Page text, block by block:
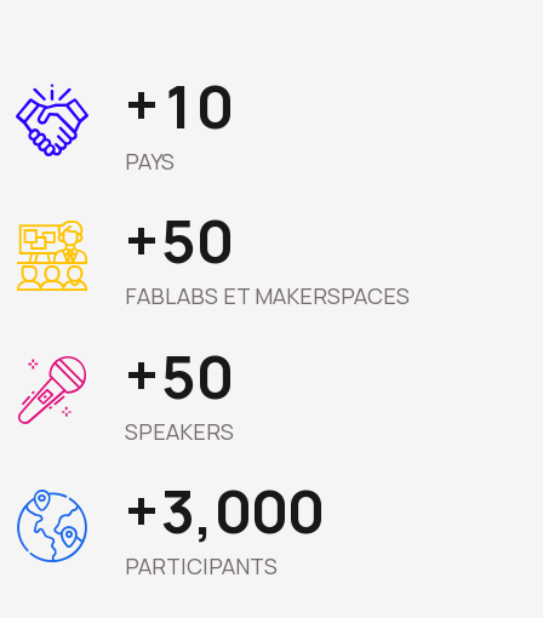
+10
PAYS
+50
FABLABS ET MAKERSPACES
+50
SPEAKERS
+3,000
PARTICIPANTS